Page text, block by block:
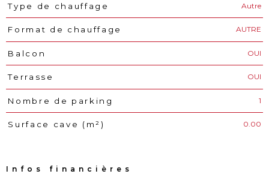
Type de chauffage Autre
Format de chauffage AUTRE
Balcon OUI
Terrasse OUI
Nombre de parking 1
Surface cave (m²) 0.00
Infos financières